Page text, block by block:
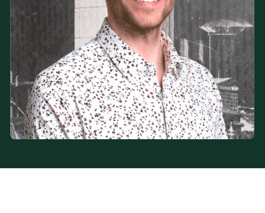
Maux de tête, vertiges et étourdissements
Puncture physiothérapique avec aiguilles sèches (PPAS)
Rééducation périnéale et pelvienne chez l’homme
Douleurs chroniques variées